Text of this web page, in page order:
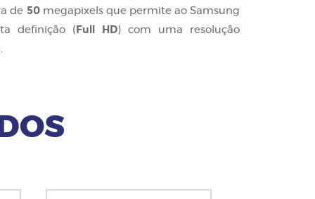
de 50megapixels que permite ao Samsung
definição (Full HD) com uma resolução